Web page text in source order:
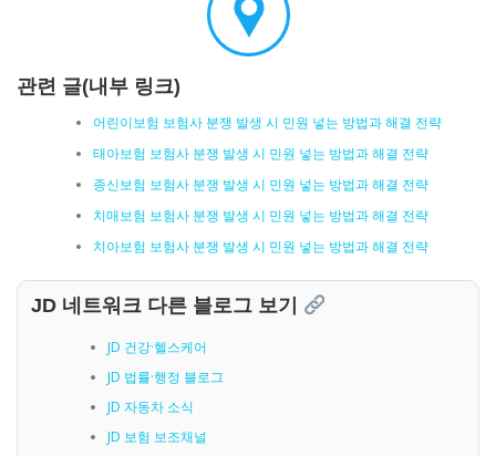
관련 글(내부 링크)
어린이보험 보험사 분쟁 발생 시 민원 넣는 방법과 해결 전략
태아보험 보험사 분쟁 발생 시 민원 넣는 방법과 해결 전략
종신보험 보험사 분쟁 발생 시 민원 넣는 방법과 해결 전략
치매보험 보험사 분쟁 발생 시 민원 넣는 방법과 해결 전략
치아보험 보험사 분쟁 발생 시 민원 넣는 방법과 해결 전략
JD 네트워크 다른 블로그 보기
JD 건강·헬스케어
JD 법률·행정 블로그
JD 자동차 소식
JD 보험 보조채널